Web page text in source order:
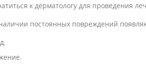
к дерматологу для проведения
постоянных повреждений